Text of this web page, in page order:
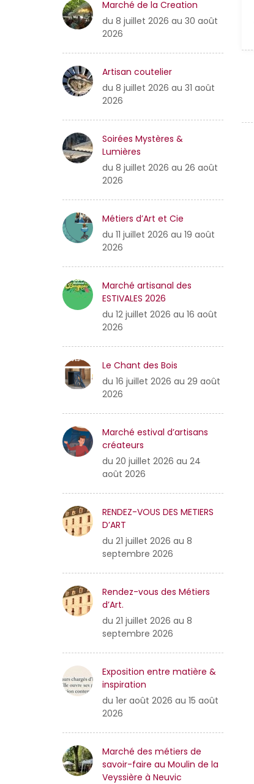
Marché de la Creation
du 8 juillet 2026 au 30 août
2026
Artisan coutelier
du 8 juillet 2026 au 31 août
2026
Soirées Mystères &
Lumières
du 8 juillet 2026 au 26 août
2026
Métiers d’Art et Cie
du 11 juillet 2026 au 19 août
2026
Marché artisanal des
ESTIVALES 2026
du 12 juillet 2026 au 16 août
2026
Le Chant des Bois
du 16 juillet 2026 au 29 août
2026
Marché estival d’artisans
créateurs
du 20 juillet 2026 au 24
août 2026
RENDEZ-VOUS DES METIERS
D’ART
du 21 juillet 2026 au 8
septembre 2026
Rendez-vous des Métiers
d’Art.
du 21 juillet 2026 au 8
septembre 2026
Exposition entre matière &
inspiration
du 1er août 2026 au 15 août
2026
Marché des métiers de
savoir-faire au Moulin de la
Veyssière à Neuvic